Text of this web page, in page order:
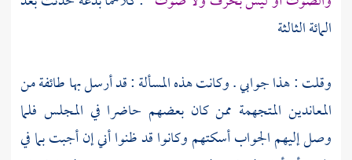
المائة الثالثة
وقلت : هذا جوابي . وكانت هذه المسألة : قد أرسل بها طائفة من
المعاندين المتجهمة ممن كان بعضهم حاضرا في المجلس فلما
وصل إليهم الجواب أسكتهم وكانوا قد ظنوا أني إن أجبت بما في